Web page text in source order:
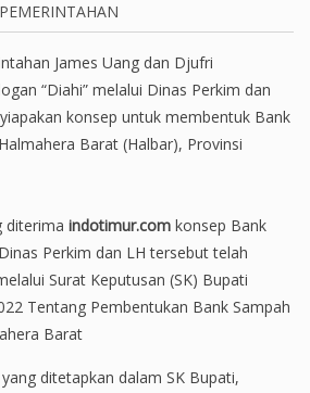
PEMERINTAHAN
James Uang dan Djufri
“Diahi” melalui Dinas Perkim dan
konsep untuk membentuk Bank
Barat (Halbar), Provinsi
diterima indotimur.com konsep Bank
Perkim dan LH tersebut telah
Surat Keputusan (SK) Bupati
Tentang Pembentukan Bank Sampah
Barat
ditetapkan dalam SK Bupati,